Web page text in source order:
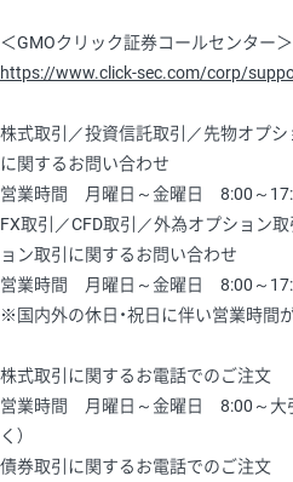
＜GMOクリック証券コールセンター＞
https://www.click-sec.com/corp/
株式取引／投資信託取引／先物オプ
に関するお問い合わせ
営業時間 月曜日～金曜日 8:00～
FX取引／CFD取引／外為オプション
ョン取引に関するお問い合わせ
営業時間 月曜日～金曜日 8:00～
※国内外の休日・祝日に伴い営業時間
株式取引に関するお電話でのご注文
営業時間 月曜日～金曜日 8:00～大引
く）
債券取引に関するお電話でのご注文